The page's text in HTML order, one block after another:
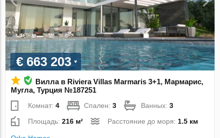
€ 663 203
Вилла в Riviera Villas Marmaris 3+1, Мармарис,
Мугла, Турция №187251
Комнат:4 Спален:3 Ванных:3
Площадь:216 м² Расстояние до моря: 1.5 км